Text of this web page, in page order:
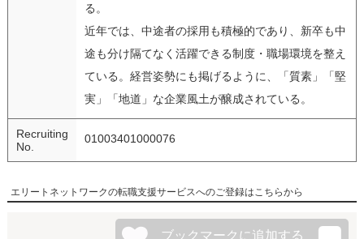
る。
近年では、中途者の採用も積極的であり、新卒も中
途も分け隔てなく活躍できる制度・職場環境を整え
ている。経営姿勢にも掲げるように、「質素」「堅
実」「地道」な企業風土が醸成されている。
Recruiting
No.
01003401000076
エリートネットワークの転職支援サービスへのご登録はこちらから